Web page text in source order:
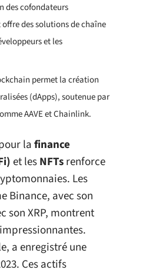
des cofondateurs
des solutions de chaîne
et les
permet la création
(dApps), soutenue par
AAVE et Chainlink.
lafinance
et lesNFTsrenforce
Les
Binance, avec son
son XRP, montrent
a enregistré une
Ces actifs